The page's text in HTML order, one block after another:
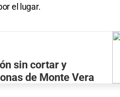
el lugar.
sin cortar y
de Monte Vera